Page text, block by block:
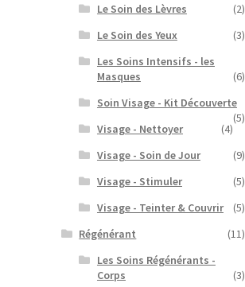
Le Soin des Lèvres
(2)
Le Soin des Yeux
(3)
Les Soins Intensifs - les
Masques
(6)
Soin Visage - Kit Découverte
(5)
Visage - Nettoyer
(4)
Visage - Soin de Jour
(9)
Visage - Stimuler
(5)
Visage - Teinter & Couvrir
(5)
Régénérant
(11)
Les Soins Régénérants -
Corps
(3)